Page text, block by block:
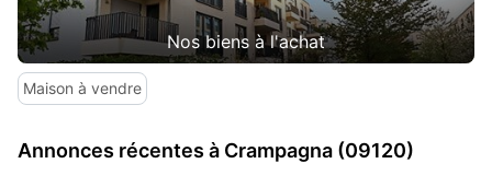
Nos biens à l'achat
Maison à vendre
Annonces récentes à Crampagna (09120)